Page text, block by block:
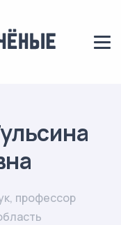
профессор